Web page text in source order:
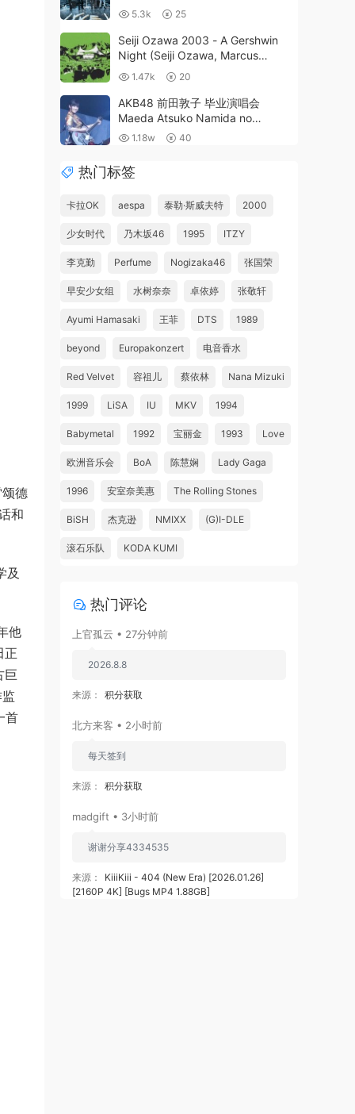
德
和
及
他
正
巨
首
32G》
5.3k 25
Seiji Ozawa 2003 - A Gershwin
Night (Seiji Ozawa, Marcus
Roberts Trio) 2003 [BDMV 21.7GB]
1.47k 20
AKB48 前田敦子 毕业演唱会
Maeda Atsuko Namida no
Sotsugyo Sengen《BDMV 187G》
1.18w 40
热门标签
卡拉OK aespa 泰勒·斯威夫特 2000
少女时代 乃木坂46 1995 ITZY
李克勤 Perfume Nogizaka46 张国荣
早安少女组 水树奈奈 卓依婷 张敬轩
Ayumi Hamasaki 王菲 DTS 1989
beyond Europakonzert 电音香水
Red Velvet 容祖儿 蔡依林 Nana Mizuki
1999 LiSA IU MKV 1994
Babymetal 1992 宝丽金 1993 Love
欧洲音乐会 BoA 陈慧娴 Lady Gaga
1996 安室奈美惠 The Rolling Stones
BiSH 杰克逊 NMIXX (G)I-DLE
滚石乐队 KODA KUMI
热门评论
上官孤云 • 27分钟前
2026.8.8
来源： 积分获取
北方来客 • 2小时前
每天签到
来源： 积分获取
madgift • 3小时前
谢谢分享4334535
来源：
KiiiKiii - 404 (New Era) [2026.01.26]
[2160P 4K] [Bugs MP4 1.88GB]